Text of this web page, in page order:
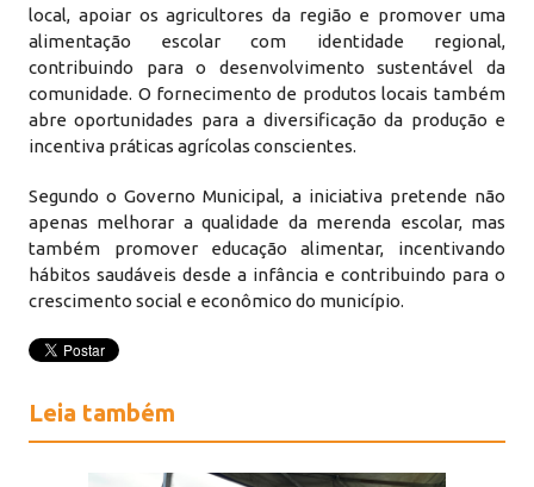
local, apoiar os agricultores da região e promover uma
alimentação escolar com identidade regional,
contribuindo para o desenvolvimento sustentável da
comunidade. O fornecimento de produtos locais também
abre oportunidades para a diversificação da produção e
incentiva práticas agrícolas conscientes.
Segundo o Governo Municipal, a iniciativa pretende não
apenas melhorar a qualidade da merenda escolar, mas
também promover educação alimentar, incentivando
hábitos saudáveis desde a infância e contribuindo para o
crescimento social e econômico do município.
Leia também